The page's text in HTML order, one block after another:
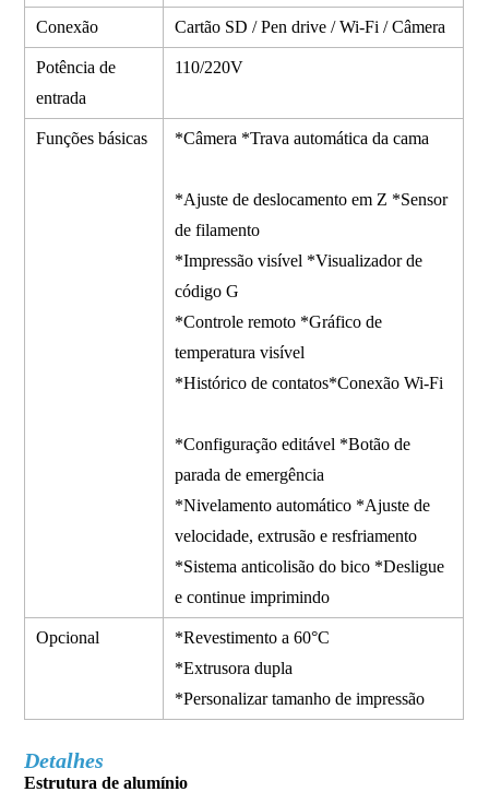
Conexão Cartão SD / Pen drive / Wi-Fi / Câmera
Potência de
entrada
110/220V
Funções básicas *Câmera *Trava automática da cama
*Ajuste de deslocamento em Z *Sensor
de filamento
*Impressão visível *Visualizador de
código G
*Controle remoto *Gráfico de
temperatura visível
*Histórico de contatos*Conexão Wi-Fi
*Configuração editável *Botão de
parada de emergência
*Nivelamento automático *Ajuste de
velocidade, extrusão e resfriamento
*Sistema anticolisão do bico *Desligue
e continue imprimindo
Opcional
*Revestimento a 60°C
*Extrusora dupla
*Personalizar tamanho de impressão
Detalhes
Estrutura de alumínio